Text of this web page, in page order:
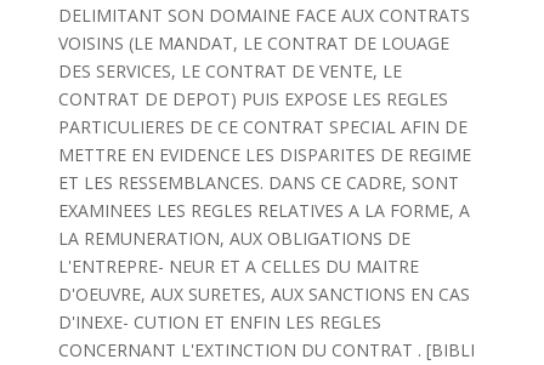
DELIMITANT SON DOMAINE FACE AUX CONTRATS
VOISINS (LE MANDAT, LE CONTRAT DE LOUAGE
DES SERVICES, LE CONTRAT DE VENTE, LE
CONTRAT DE DEPOT) PUIS EXPOSE LES REGLES
PARTICULIERES DE CE CONTRAT SPECIAL AFIN DE
METTRE EN EVIDENCE LES DISPARITES DE REGIME
ET LES RESSEMBLANCES. DANS CE CADRE, SONT
EXAMINEES LES REGLES RELATIVES A LA FORME, A
LA REMUNERATION, AUX OBLIGATIONS DE
L'ENTREPRE- NEUR ET A CELLES DU MAITRE
D'OEUVRE, AUX SURETES, AUX SANCTIONS EN CAS
D'INEXE- CUTION ET ENFIN LES REGLES
CONCERNANT L'EXTINCTION DU CONTRAT . [BIBLI